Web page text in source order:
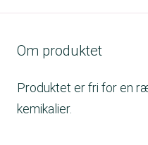
Om produktet
Produktet er fri for en
kemikalier.